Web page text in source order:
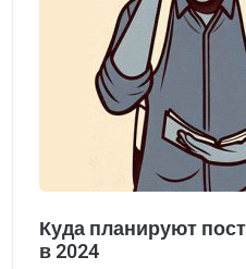
Куда планируют
в 2024